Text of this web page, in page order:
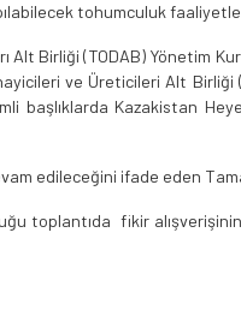
tohumculuk
Alt Birliği (TODAB) Yönetim
ve Üreticileri Alt
Kazakistan
edileceğini ifade eden
toplantıda fikir